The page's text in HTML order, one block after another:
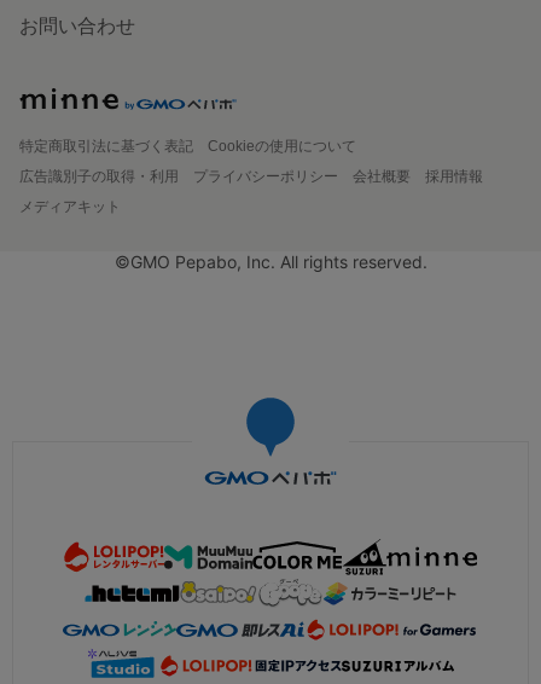
お問い合わせ
特定商取引法に基づく表記
Cookieの使用について
広告識別子の取得・利用
プライバシーポリシー 会社概要
採用情報
メディアキット
©GMO Pepabo, Inc. All rights reserved.